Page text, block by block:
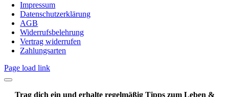
Impressum
Datenschutzerklärung
AGB
Widerrufsbelehrung
Vertrag widerrufen
Zahlungsarten
Page load link
Trag dich ein und erhalte regelmäßig Tipps zum Leben &